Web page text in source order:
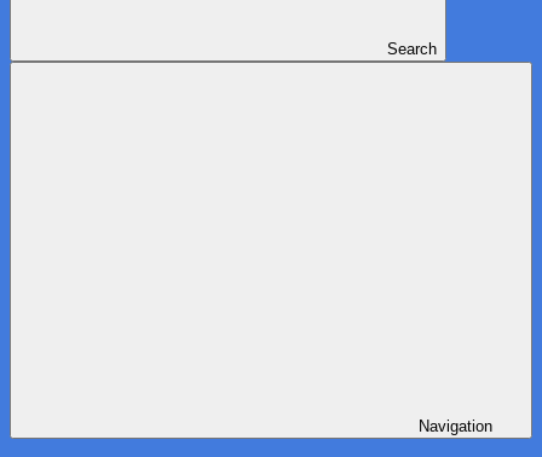
Search
Navigation